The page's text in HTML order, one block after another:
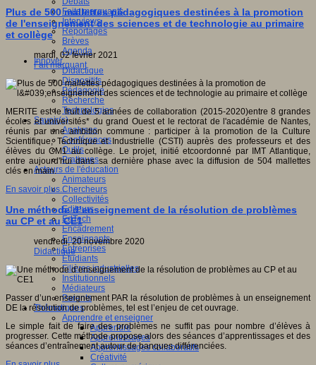
Faits marquants
Interviews
Reportages
Brèves
Agenda
Innover
Didactique
Dispositifs
Pédagogie
Recherche
Technologies
Savoir(s)
Analyses
Conférences
Outils
Pratiques
Acteurs de l'éducation
Animateurs
Chercheurs
Collectivités
Editeurs
EdTech
Encadrement
Enseignants
Entreprises
Etudiants
Filières industrielles
Institutionnels
Médiateurs
Parents
Thématiques
Apprendre et enseigner
Apprendre
Apprentissages
Apprentissages collaboratifs
Créativité
Plus de 500 mallettes pédagogiques destinées à la promotion
de l'enseignement des sciences et de technologie au primaire
et collège
mardi, 02 février 2021
Fait marquant
MERITE est le fruit de 5 années de collaboration (2015-2020)entre 8 grandes
écoles et universités* du grand Ouest et le rectorat de l'académie de Nantes,
réunis par une ambition commune : participer à la promotion de la Culture
Scientifique, Technique et Industrielle (CSTI) auprès des professeurs et des
élèves du CM1 au collège. Le projet, initié etcoordonné par IMT Atlantique,
entre aujourd'hui dans sa dernière phase avec la diffusion de 504 mallettes
clés en main.
En savoir plus...
Une méthode d’enseignement de la résolution de problèmes
au CP et au CE1
vendredi, 20 novembre 2020
Didactique
Passer d’un enseignement PAR la résolution de problèmes à un enseignement
DE la résolution de problèmes, tel est l’enjeu de cet ouvrage.
Le simple fait de faire des problèmes ne suffit pas pour nombre d’élèves à
progresser. Cette méthode propose alors des séances d’apprentissages et des
séances d’entraînement autour de banques différenciées.